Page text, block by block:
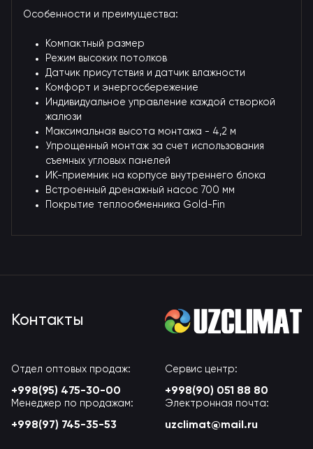
Особенности и преимущества:
Компактный размер
Режим высоких потолков
Датчик присутствия и датчик влажности
Комфорт и энергосбережение
Индивидуальное управление каждой створкой
жалюзи
Максимальная высота монтажа - 4,2 м
Упрощенный монтаж за счет использования
съемных угловых панелей
ИК-приемник на корпусе внутреннего блока
Встроенный дренажный насос 700 мм
Покрытие теплообменника Gold-Fin
Контакты
Отдел оптовых продаж:
+998(95) 475-30-00
Сервис центр:
+998(90) 051 88 80
Менеджер по продажам:
+998(97) 745-35-53
Электронная почта:
uzclimat@mail.ru